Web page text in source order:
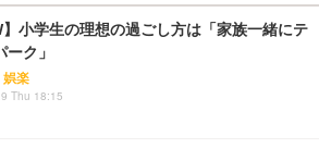
】小学生の理想の過ごし方は「家族一緒にテ
ーク」
楽
Thu 18:15